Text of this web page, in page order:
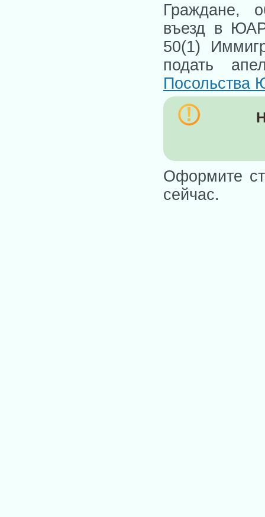
Граждане,
въезд в ЮАР
50(1)
подать
Посольства
Оформите
сейчас.